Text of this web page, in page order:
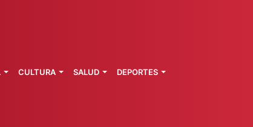
CULTURA SALUD DEPORTES